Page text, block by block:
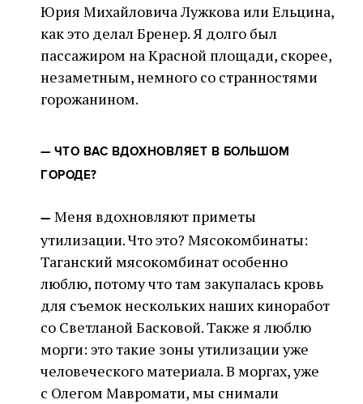
Юрия Михайловича Лужкова или Ельцина,
как это делал Бренер. Я долго был
пассажиром на Красной площади, скорее,
незаметным, немного со странностями
горожанином.
— ЧТО ВАС ВДОХНОВЛЯЕТ В БОЛЬШОМ
ГОРОДЕ?
— Меня вдохновляют приметы
утилизации. Что это? Мясокомбинаты:
Таганский мясокомбинат особенно
люблю, потому что там закупалась кровь
для съемок нескольких наших киноработ
со Светланой Басковой. Также я люблю
морги: это такие зоны утилизации уже
человеческого материала. В моргах, уже
с Олегом Мавромати, мы снимали